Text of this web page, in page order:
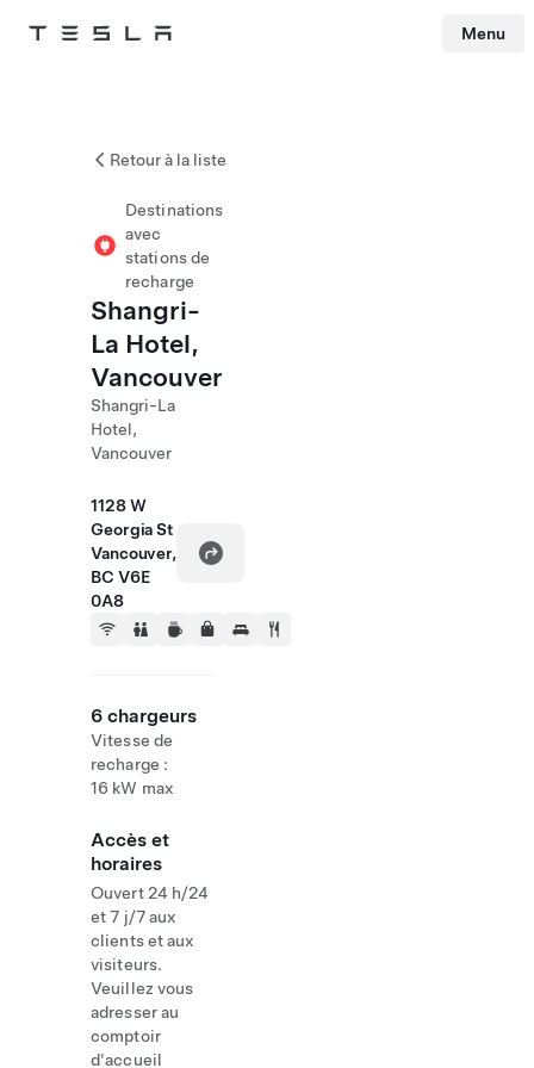
Tesla Menu
Retour à la liste
Destinations
avec
stations de
recharge
Shangri-
La Hotel,
Vancouver
Shangri-La
Hotel,
Vancouver
1128 W
Georgia St
Vancouver,
BC V6E
0A8
6 chargeurs
Vitesse de
recharge :
16 kW max
Accès et
horaires
Ouvert 24 h/24
et 7 j/7 aux
clients et aux
visiteurs.
Veuillez vous
adresser au
comptoir
d'accueil